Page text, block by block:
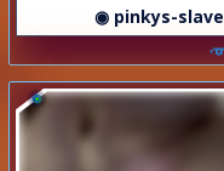
◉ pinkys-slave